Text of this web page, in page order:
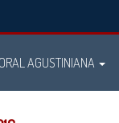
AGUSTINIANA